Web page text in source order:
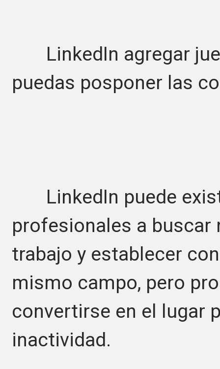
LinkedIn agregar
puedas posponer las
LinkedIn puede
profesionales a buscar
trabajo y establecer
mismo campo, pero
convertirse en el lugar
inactividad.